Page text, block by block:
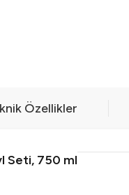
Özellikler
Seti, 750 ml